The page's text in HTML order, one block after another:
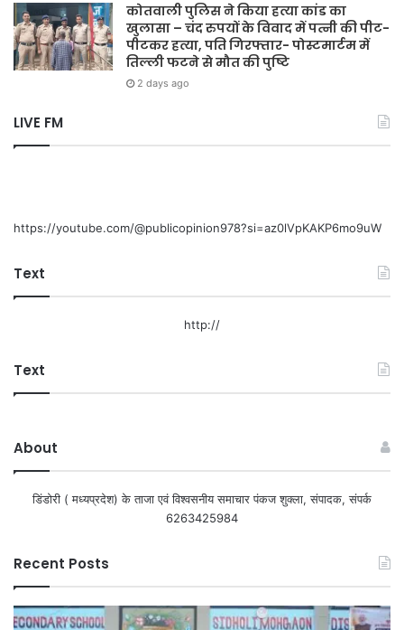
कोतवाली पुलिस ने किया हत्या कांड का
खुलासा – चंद रुपयों के विवाद में पत्नी की पीट-
पीटकर हत्या, पति गिरफ्तार- पोस्टमार्टम में
तिल्ली फटने से मौत की पुष्टि
2 days ago
LIVE FM
https://youtube.com/@publicopinion978?si=az0lVpKAKP6mo9uW
Text
http://
Text
About
डिंडोरी ( मध्यप्रदेश) के ताजा एवं विश्वसनीय समाचार पंकज शुक्ला, संपादक, संपर्क
6263425984
Recent Posts